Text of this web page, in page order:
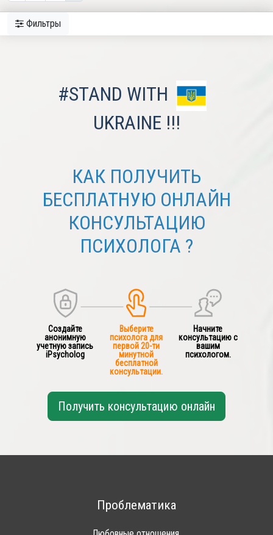
Фильтры
#STAND WITH
UKRAINE !!!
КАК ПОЛУЧИТЬ
БЕСПЛАТНУЮ ОНЛАЙН
КОНСУЛЬТАЦИЮ
ПСИХОЛОГА ?
Создайте
анонимную
учетную запись
iPsycholog
Выберите
психолога для
первой 20-ти
минутной
бесплатной
консультации.
Начните
консультацию с
вашим
психологом.
Получить консультацию онлайн
Проблематика